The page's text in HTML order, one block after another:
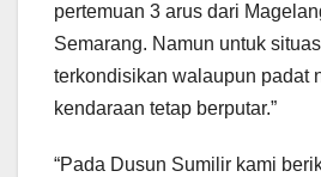
pertemuan 3 arus dari
Semarang. Namun untuk
terkondisikan walaupun padat
kendaraan tetap berputar.”
“Pada Dusun Sumilir kami